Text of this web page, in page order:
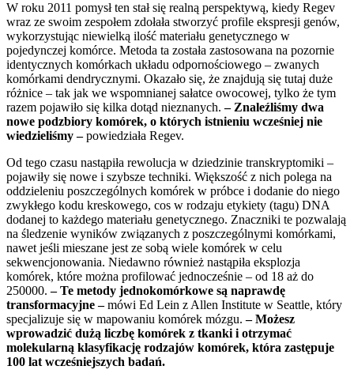
W roku 2011 pomysł ten stał się realną perspektywą, kiedy Regev
wraz ze swoim zespołem zdołała stworzyć profile ekspresji genów,
wykorzystując niewielką ilość materiału genetycznego w
pojedynczej komórce. Metoda ta została zastosowana na pozornie
identycznych komórkach układu odpornościowego – zwanych
komórkami dendrycznymi. Okazało się, że znajdują się tutaj duże
różnice – tak jak we wspomnianej sałatce owocowej, tylko że tym
razem pojawiło się kilka dotąd nieznanych.– Znaleźliśmy dwa
nowe podzbiory komórek, o których istnieniu wcześniej nie
wiedzieliśmy –powiedziała Regev.
Od tego czasu nastąpiła rewolucja w dziedzinie transkryptomiki –
pojawiły się nowe i szybsze techniki. Większość z nich polega na
oddzieleniu poszczególnych komórek w próbce i dodanie do niego
zwykłego kodu kreskowego, cos w rodzaju etykiety (tagu) DNA
dodanej to każdego materiału genetycznego. Znaczniki te pozwalają
na śledzenie wyników związanych z poszczególnymi komórkami,
nawet jeśli mieszane jest ze sobą wiele komórek w celu
sekwencjonowania. Niedawno również nastąpiła eksplozja
komórek, które można profilować jednocześnie – od 18 aż do
250000.– Te metody jednokomórkowe są naprawdę
transformacyjne –mówi Ed Lein z Allen Institute w Seattle, który
specjalizuje się w mapowaniu komórek mózgu.– Możesz
wprowadzić dużą liczbę komórek z tkanki i otrzymać
molekularną klasyfikację rodzajów komórek, która zastępuje
100 lat wcześniejszych badań.